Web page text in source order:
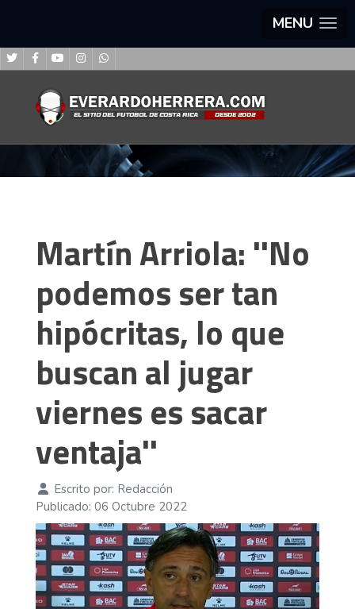
MENU
Martín Arriola: ''No
podemos ser tan
hipócritas, lo que
buscan al jugar
viernes es sacar
ventaja''
Escrito por: Redacción
Publicado: 06 Octubre 2022